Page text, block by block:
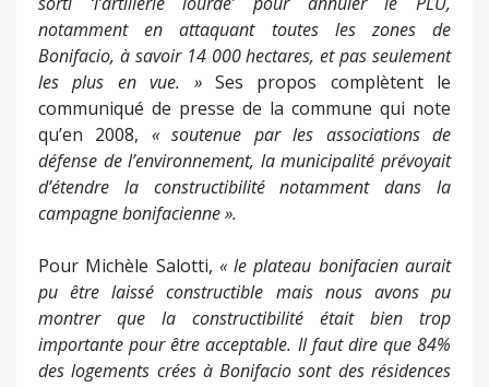
notamment en attaquant toutes les zones de
Bonifacio, à savoir 14 000 hectares, et pas seulement
les plus en vue. »Ses propos complètent le
communiqué de presse de la commune qui note
qu’en 2008, « soutenue par les associations de
défense de l’environnement, la municipalité prévoyait
d’étendre la constructibilité notamment dans la
campagne bonifacienne ».
Pour Michèle Salotti, « le plateau bonifacien aurait
pu être laissé constructible mais nous avons pu
montrer que la constructibilité était bien trop
importante pour être acceptable. Il faut dire que 84%
des logements crées à Bonifacio sont des résidences